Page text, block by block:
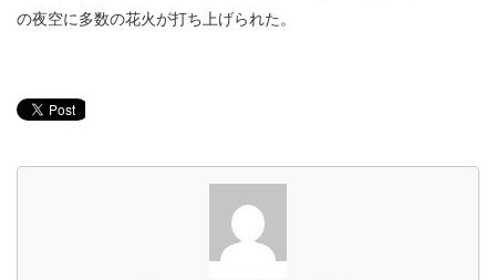
の夜空に多数の花火が打ち上げられた。